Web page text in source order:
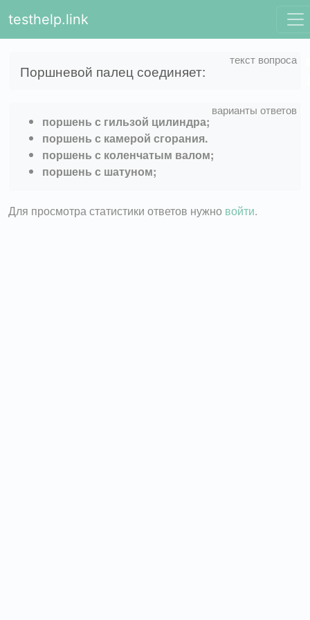
testhelp.link
Поршневой палец соединяет:
поршень с гильзой цилиндра;
поршень с камерой сгорания.
поршень с коленчатым валом;
поршень с шатуном;
Для просмотра статистики ответов нужно войти.